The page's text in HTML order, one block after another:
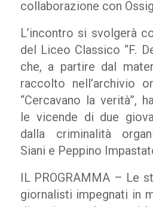
collaborazione con
L’incontro si svolgerà
del Liceo Classico “F.
che, a partire dal
raccolto nell’archivio
“Cercavano la verità”,
le vicende di due
dalla criminalità
Siani e Peppino
IL PROGRAMMA – Le
giornalisti impegnati in